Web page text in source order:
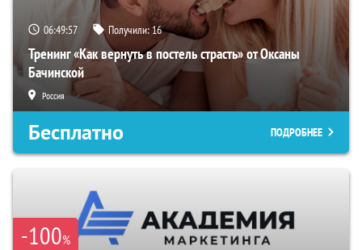
06:49:56 Получили:16
Тренинг «Как вернуть в постель страсть» от Оксаны
Бачинской
Россия
Бесплатно ПОДРОБНЕЕ
-100%